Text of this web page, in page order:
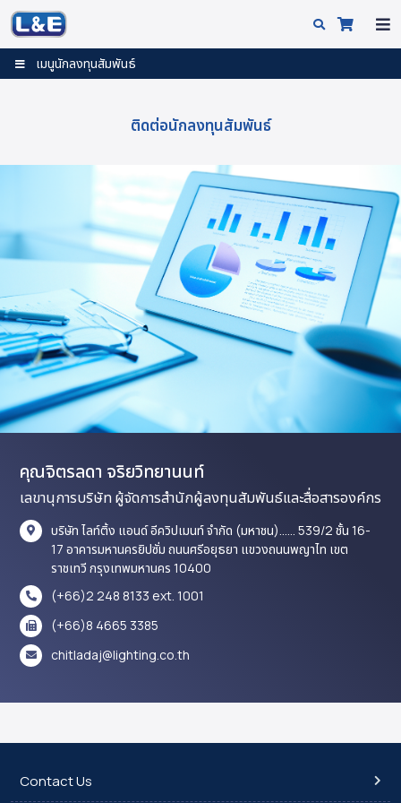
เมนูนักลงทุนสัมพันธ์
ติดต่อนักลงทุนสัมพันธ์
คุณจิตรลดา จริยวิทยานนท์
เลขานุการบริษัท ผู้จัดการสำนักผู้ลงทุนสัมพันธ์และสื่อสารองค์กร
บริษัท ไลท์ติ้ง แอนด์ อีควิปเมนท์ จำกัด (มหาชน)...... 539/2 ชั้น 16-
17 อาคารมหานครยิปซั่ม ถนนศรีอยุธยา แขวงถนนพญาไท เขต
ราชเทวี กรุงเทพมหานคร 10400
(+66)2 248 8133 ext. 1001
(+66)8 4665 3385
chitladaj@lighting.co.th
Contact Us